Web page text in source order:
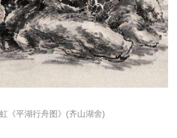
《平湖行舟图》(齐山湖舍)